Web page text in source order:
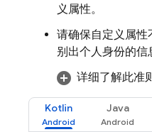
义属性。
请确保自定义属
别出个人身份的信
详细了解此准
Kotlin Java